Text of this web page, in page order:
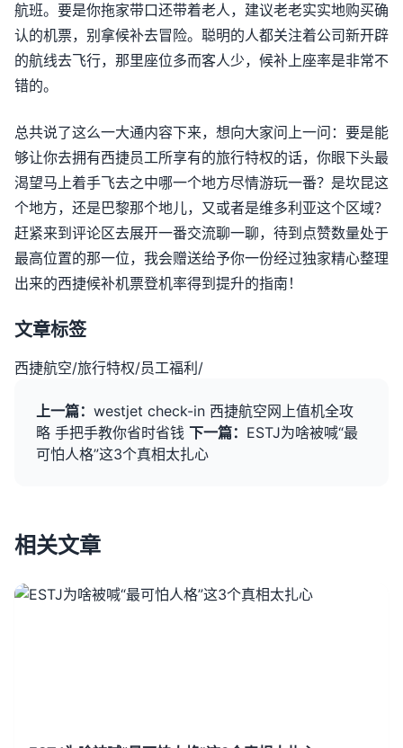
航班。要是你拖家带口还带着老人，建议老老实实地购买确
认的机票，别拿候补去冒险。聪明的人都关注着公司新开辟
的航线去飞行，那里座位多而客人少，候补上座率是非常不
错的。
总共说了这么一大通内容下来，想向大家问上一问：要是能
够让你去拥有西捷员工所享有的旅行特权的话，你眼下头最
渴望马上着手飞去之中哪一个地方尽情游玩一番？是坎昆这
个地方，还是巴黎那个地儿，又或者是维多利亚这个区域？
赶紧来到评论区去展开一番交流聊一聊，待到点赞数量处于
最高位置的那一位，我会赠送给予你一份经过独家精心整理
出来的西捷候补机票登机率得到提升的指南！
文章标签
西捷航空/旅行特权/员工福利 /
上一篇： westjet check-in 西捷航空网上值机全攻
略 手把手教你省时省钱 下一篇： ESTJ为啥被喊“最
可怕人格”这3个真相太扎心
相关文章